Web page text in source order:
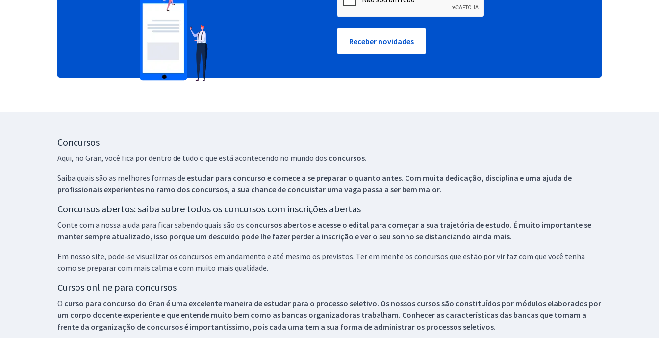
Receber novidades
Concursos
Aqui, no Gran, você fica por dentro de tudo o que está acontecendo no mundo dos concursos.
Saiba quais são as melhores formas de estudar para concurso e comece a se preparar o quanto antes. Com muita dedicação, disciplina e uma ajuda de
profissionais experientes no ramo dos concursos, a sua chance de conquistar uma vaga passa a ser bem maior.
Concursos abertos: saiba sobre todos os concursos com inscrições abertas
Conte com a nossa ajuda para ficar sabendo quais são os concursos abertos e acesse o edital para começar a sua trajetória de estudo. É muito importante se
manter sempre atualizado, isso porque um descuido pode lhe fazer perder a inscrição e ver o seu sonho se distanciando ainda mais.
Em nosso site, pode-se visualizar os concursos em andamento e até mesmo os previstos. Ter em mente os concursos que estão por vir faz com que você tenha
como se preparar com mais calma e com muito mais qualidade.
Cursos online para concursos
O curso para concurso do Gran é uma excelente maneira de estudar para o processo seletivo. Os nossos cursos são constituídos por módulos elaborados por
um corpo docente experiente e que entende muito bem como as bancas organizadoras trabalham. Conhecer as características das bancas que tomam a
frente da organização de concursos é importantíssimo, pois cada uma tem a sua forma de administrar os processos seletivos.